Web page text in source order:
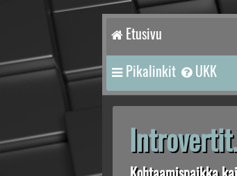
Etusivu
Pikalinkit UKK